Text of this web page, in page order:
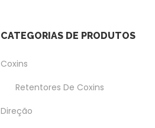
CATEGORIAS DE PRODUTOS
Coxins
Retentores De Coxins
Direção